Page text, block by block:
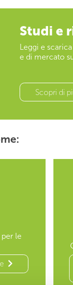
Studi e
Leggi e
e di mercato
Scopri di
le